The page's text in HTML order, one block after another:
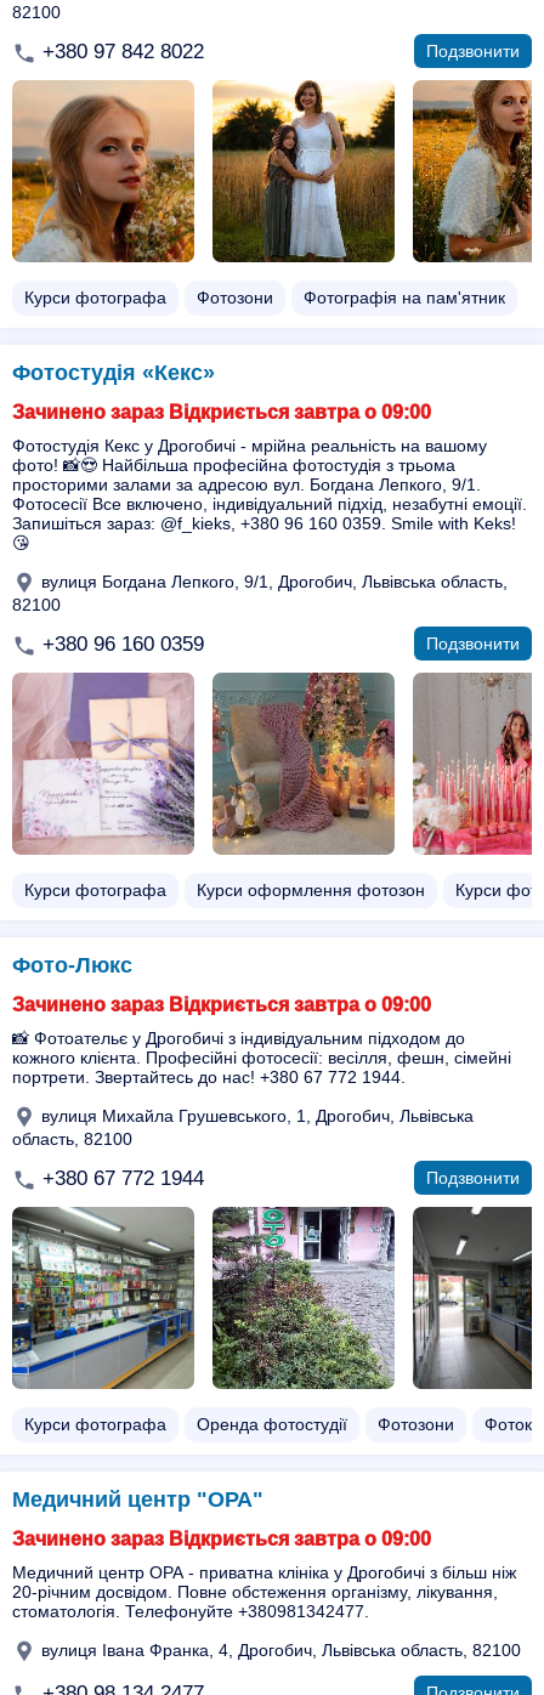
82100
+380 97 842 8022 Подзвонити
Курси фотографа Фотозони Фотографія на пам'ятник
Фотостудія «Кекс»
Зачинено зараз Відкриється завтра о 09:00
Фотостудія Кекс у Дрогобичі - мрійна реальність на вашому
фото! 📸😍 Найбільша професійна фотостудія з трьома
просторими залами за адресою вул. Богдана Лепкого, 9/1.
Фотосесії Все включено, індивідуальний підхід, незабутні емоції.
Запишіться зараз: @f_kieks, +380 96 160 0359. Smile with Keks!
😘
вулиця Богдана Лепкого, 9/1, Дрогобич, Львівська область,
82100
+380 96 160 0359 Подзвонити
Курси фотографа Курси оформлення фотозон Курси
Фото-Люкс
Зачинено зараз Відкриється завтра о 09:00
📸 Фотоательє у Дрогобичі з індивідуальним підходом до
кожного клієнта. Професійні фотосесії: весілля, фешн, сімейні
портрети. Звертайтесь до нас! +380 67 772 1944.
вулиця Михайла Грушевського, 1, Дрогобич, Львівська
область, 82100
+380 67 772 1944 Подзвонити
Курси фотографа Оренда фотостудії Фотозони
Медичний центр "ОРА"
Зачинено зараз Відкриється завтра о 09:00
Медичний центр ОРА - приватна клініка у Дрогобичі з більш ніж
20-річним досвідом. Повне обстеження організму, лікування,
стоматологія. Телефонуйте +380981342477.
вулиця Івана Франка, 4, Дрогобич, Львівська область, 82100